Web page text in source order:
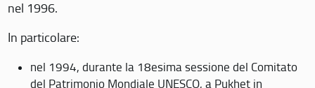
nel 1996.
In particolare:
nel 1994, durante la 18esima sessione del Comitato
del Patrimonio Mondiale UNESCO, a Pukhet in